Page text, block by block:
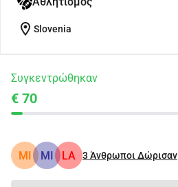
location_on Slovenia
Συγκεντρώθηκαν
€ 70
MI MI LA 3Άνθρωποι Δώρισαν